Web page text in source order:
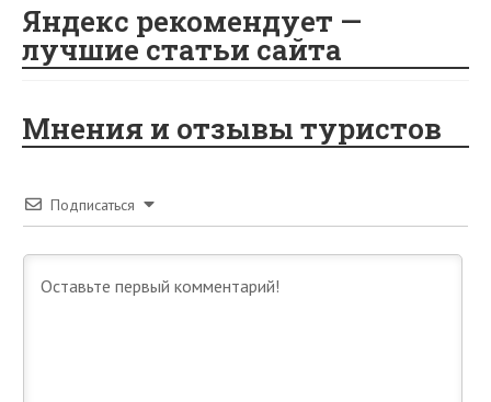
Яндекс рекомендует —
лучшие статьи сайта
Мнения и отзывы туристов
Подписаться